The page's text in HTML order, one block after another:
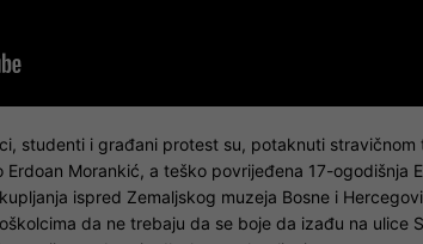
studenti i građani protest su, potaknuti stravičnom
Morankić, a teško povrijeđena 17-ogodišnja
ispred Zemaljskog muzeja Bosne i
da ne trebaju da se boje da izađu na ulice